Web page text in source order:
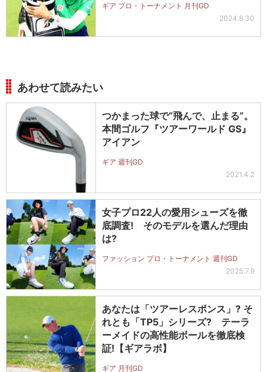
ギア プロ・トーナメント 月刊GD
2024.8.30
あわせて読みたい
つかまった球で“飛んで、止まる”。
本間ゴルフ『ツアーワールド GS』
アイアン
ギア 週刊GD
2021.4.2
女子プロ22人の愛用シューズを徹
底調査! そのモデルを選んだ理由
は?
ファッション プロ・トーナメント 週刊GD
2025.7.9
あなたは「ツアーレスポンス」? そ
れとも「TP5」シリーズ? テーラ
ーメイドの高性能ボールを徹底検
証!【ギアラボ】
ギア 月刊GD